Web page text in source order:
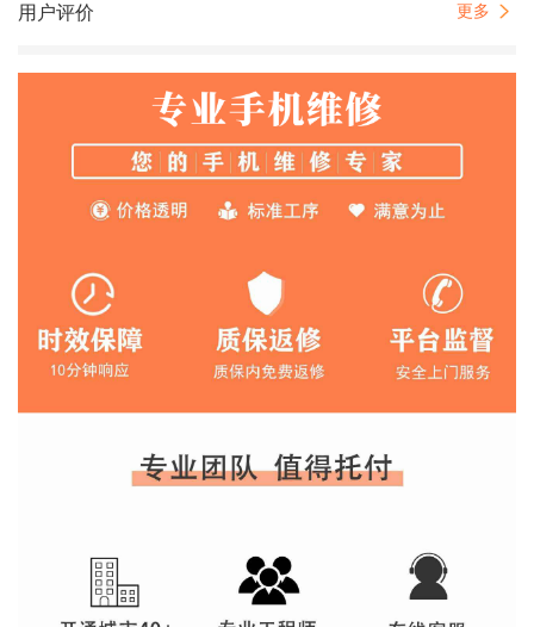
用户评价 更多